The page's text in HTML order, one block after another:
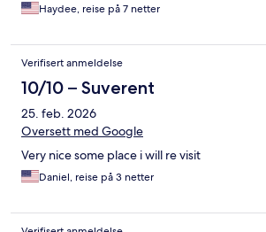
Haydee, reise på 7 netter
Verifisert anmeldelse
10/10 – Suverent
25. feb. 2026
Oversett med Google
Very nice some place i will re visit
Daniel, reise på 3 netter